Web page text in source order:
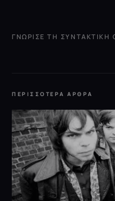
ΓΝΏΡΙΣΕ ΤΗ ΣΥΝΤΑΚΤΙΚΉ
ΠΕΡΙΣΣΌΤΕΡΑ ΆΡΘΡΑ